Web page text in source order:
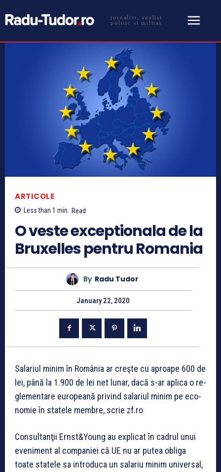
jurnalist, analist
politic si militar
ARTICOLE
Less than 1 min. Read
O veste exceptionala de la
Bruxelles pentru Romania
By Radu Tudor
January 22, 2020
Salariul minim în România ar creş­te cu aproape 600 de
lei, până la 1.900 de lei net lunar, dacă s-ar aplica o re­
gle­men­tare europeană privind salariul minim pe eco­
nomie în statele mem­bre, scrie zf.ro
Consultanţii Ernst&Young au expli­cat în ca­drul unui
eveniment al com­paniei că UE nu ar putea obliga
toate statele sa introduca un salariu mi­nim universal,